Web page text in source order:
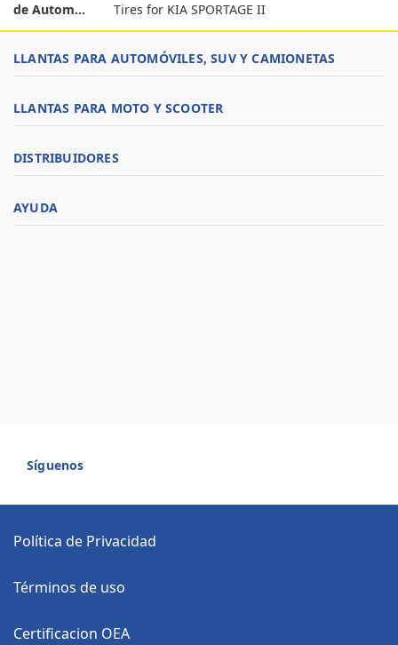
de Autom...
Tires for KIA SPORTAGE II
LLANTAS PARA AUTOMÓVILES, SUV Y CAMIONETAS
LLANTAS PARA MOTO Y SCOOTER
DISTRIBUIDORES
AYUDA
Síguenos
Política de Privacidad
Términos de uso
Certificacion OEA